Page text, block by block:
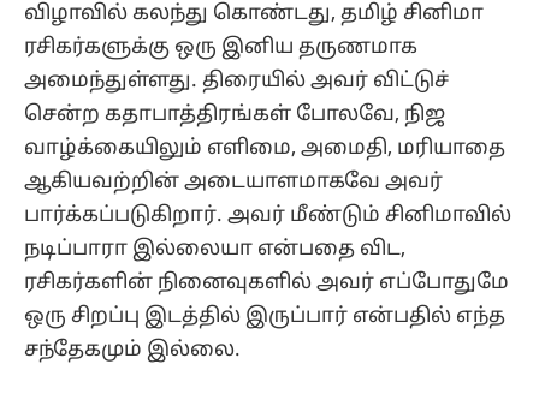
விழாவில் கலந்து கொண்டது, தமிழ் சினிமா
ரசிகர்களுக்கு ஒரு இனிய தருணமாக
அமைந்துள்ளது. திரையில் அவர் விட்டுச்
சென்ற கதாபாத்திரங்கள் போலவே, நிஜ
வாழ்க்கையிலும் எளிமை, அமைதி, மரியாதை
ஆகியவற்றின் அடையாளமாகவே அவர்
பார்க்கப்படுகிறார். அவர் மீண்டும் சினிமாவில்
நடிப்பாரா இல்லையா என்பதை விட,
ரசிகர்களின் நினைவுகளில் அவர் எப்போதுமே
ஒரு சிறப்பு இடத்தில் இருப்பார் என்பதில் எந்த
சந்தேகமும் இல்லை.